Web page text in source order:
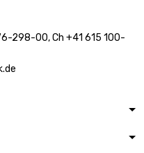
298-00, Ch +41 615 100-